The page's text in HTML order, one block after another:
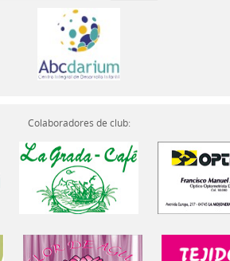
Colaboradores de club: